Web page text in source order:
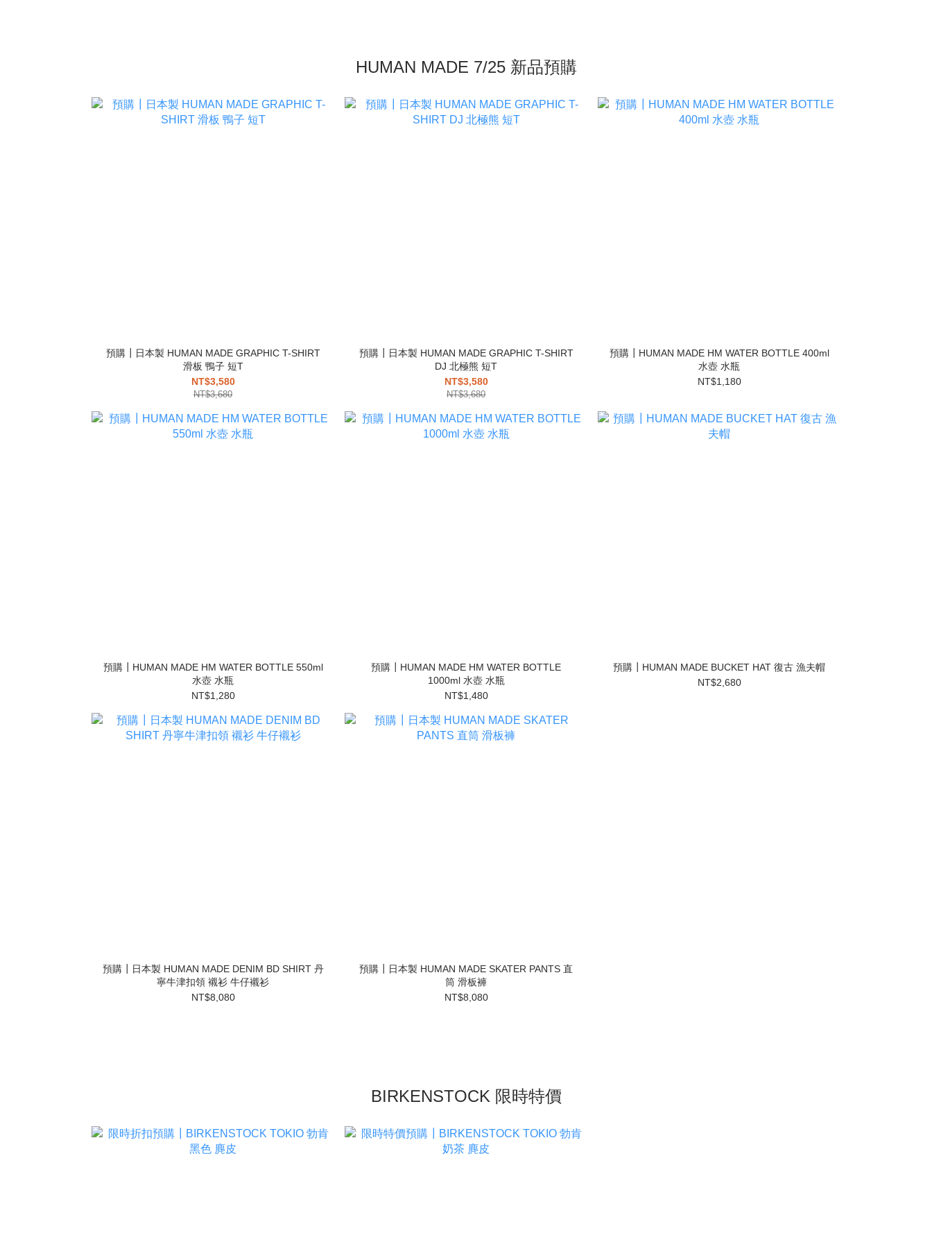
HUMAN MADE 7/25 新品預購
預購┃日本製 HUMAN MADE GRAPHIC T-SHIRT
滑板 鴨子 短T
NT$3,580
NT$3,680
預購┃日本製 HUMAN MADE GRAPHIC T-SHIRT
DJ 北極熊 短T
NT$3,580
NT$3,680
預購┃HUMAN MADE HM WATER BOTTLE 400ml
水壺 水瓶
NT$1,180
預購┃HUMAN MADE HM WATER BOTTLE 550ml
水壺 水瓶
NT$1,280
預購┃HUMAN MADE HM WATER BOTTLE
1000ml 水壺 水瓶
NT$1,480
預購┃HUMAN MADE BUCKET HAT 復古 漁夫帽
NT$2,680
預購┃日本製 HUMAN MADE DENIM BD SHIRT 丹
寧牛津扣領 襯衫 牛仔襯衫
NT$8,080
預購┃日本製 HUMAN MADE SKATER PANTS 直
筒 滑板褲
NT$8,080
BIRKENSTOCK 限時特價